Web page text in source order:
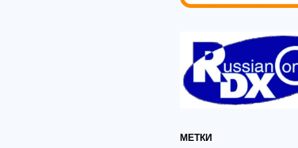
МЕТКИ